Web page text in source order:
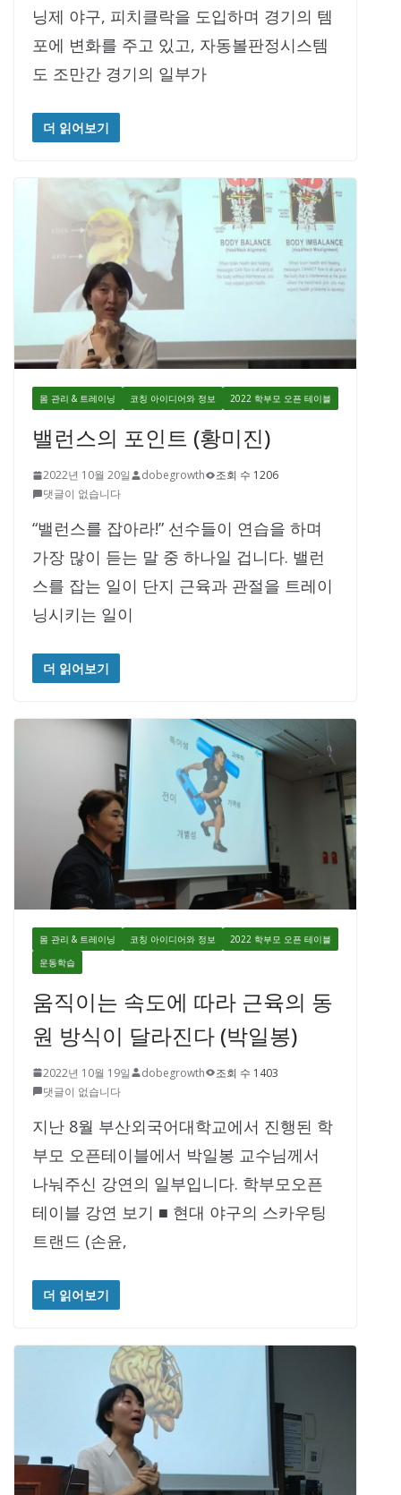
닝제 야구, 피치클락을 도입하며 경기의 템
포에 변화를 주고 있고, 자동볼판정시스템
도 조만간 경기의 일부가
더 읽어보기
몸 관리 & 트레이닝 코칭 아이디어와 정보 2022 학부모 오픈 테이블
밸런스의 포인트 (황미진)
2022년 10월 20일 dobegrowth
조회 수 1206
댓글이 없습니다
“밸런스를 잡아라!” 선수들이 연습을 하며
가장 많이 듣는 말 중 하나일 겁니다. 밸런
스를 잡는 일이 단지 근육과 관절을 트레이
닝시키는 일이
더 읽어보기
몸 관리 & 트레이닝 코칭 아이디어와 정보
2022 학부모 오픈 테이블
운동학습
움직이는 속도에 따라 근육의 동
원 방식이 달라진다 (박일봉)
2022년 10월 19일 dobegrowth
조회 수 1403
댓글이 없습니다
지난 8월 부산외국어대학교에서 진행된 학
부모 오픈테이블에서 박일봉 교수님께서
나눠주신 강연의 일부입니다. 학부모오픈
테이블 강연 보기 ​​■ 현대 야구의 스카우팅
트랜드 (손윤,
더 읽어보기